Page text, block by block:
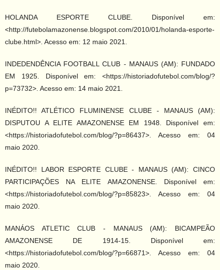
HOLANDA ESPORTE CLUBE. Disponível em:
<http://futebolamazonense.blogspot.com/2010/01/holanda-esporte-
clube.html>. Acesso em: 12 maio 2021.
INDEDENDÊNCIA FOOTBALL CLUB - MANAUS (AM): FUNDADO
EM 1925. Disponível em: <https://historiadofutebol.com/blog/?
p=73732>. Acesso em: 14 maio 2021.
INÉDITO!! ATLÉTICO FLUMINENSE CLUBE - MANAUS (AM):
DISPUTOU A ELITE AMAZONENSE EM 1948. Disponível em:
<https://historiadofutebol.com/blog/?p=86437>. Acesso em: 04
maio 2020.
INÉDITO!! LABOR ESPORTE CLUBE - MANAUS (AM): CINCO
PARTICIPAÇÕES NA ELITE AMAZONENSE. Disponível em:
<https://historiadofutebol.com/blog/?p=85823>. Acesso em: 04
maio 2020.
MANÁOS ATLETIC CLUB - MANAUS (AM): BICAMPEÃO
AMAZONENSE DE 1914-15. Disponível em:
<https://historiadofutebol.com/blog/?p=66871>. Acesso em: 04
maio 2020.